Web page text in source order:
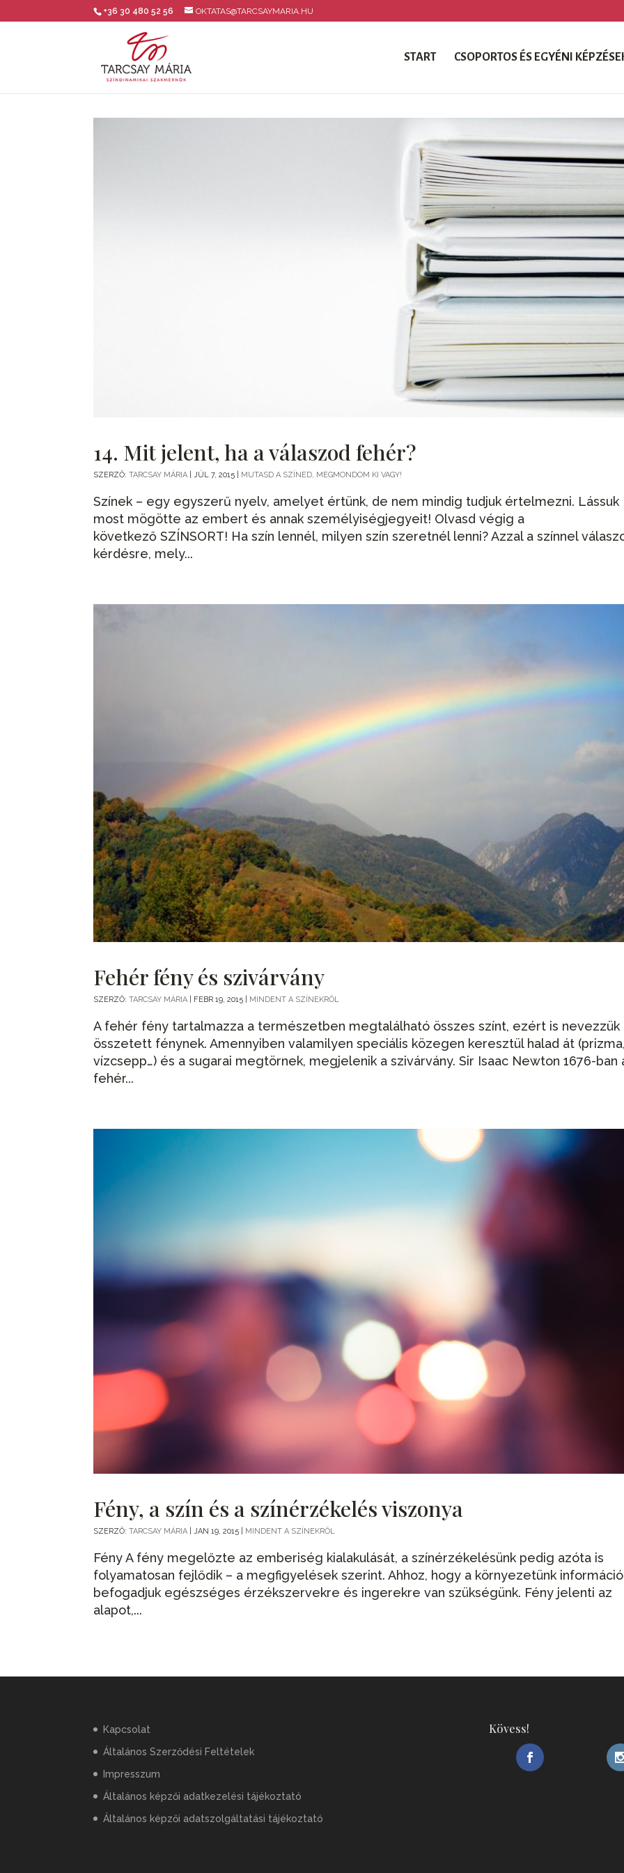
+36 30 480 52 56 OKTATAS@TARCSAYMARIA.HU
START CSOPORTOS ÉS EGYÉNI
14. Mit jelent, ha a válaszod fehér?
SZERZŐ:TARCSAY MÁRIA |JÚL 7, 2015 MUTASD A SZÍNED, MEGMONDOM KI VAGY!
Színek – egy egyszerű nyelv, amelyet értünk, de nem mindig tudjuk értelmezni. Lássuk
most mögötte az embert és annak személyiségjegyeit! Olvasd végig a
következő SZÍNSORT! Ha szín lennél, milyen szín szeretnél lenni? Azzal a színnel
kérdésre, mely...
Fehér fény és szivárvány
SZERZŐ:TARCSAY MÁRIA FEBR 19, 2015 MINDENT A SZÍNEKRŐL
A fehér fény tartalmazza a természetben megtalálható összes színt, ezért is nevezzük
összetett fénynek. Amennyiben valamilyen speciális közegen keresztül halad át
vízcsepp…) és a sugarai megtörnek, megjelenik a szivárvány. Sir Isaac Newton 1676-ban
fehér...
Fény, a szín és a színérzékelés viszonya
SZERZŐ:TARCSAY MÁRIA JAN 19, 2015 MINDENT A SZÍNEKRŐL
Fény A fény megelőzte az emberiség kialakulását, a színérzékelésünk pedig azóta is
folyamatosan fejlődik – a megfigyelések szerint. Ahhoz, hogy a környezetünk
befogadjuk egészséges érzékszervekre és ingerekre van szükségünk. Fény jelenti az
alapot,...
Kapcsolat
Általános Szerződési Feltételek
Impresszum
Általános képzői adatkezelési tájékoztató
Általános képzői adatszolgáltatási tájékoztató
Kövess!